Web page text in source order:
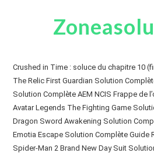
Crushed in Time : soluce du chapitre 10
The Relic First Guardian Solution
Solution Complète AEM NCIS Frappe de
Avatar Legends The Fighting Game
Dragon Sword Awakening Solution
Emotia Escape Solution Complète Guide
Spider-Man 2 Brand New Day Suit